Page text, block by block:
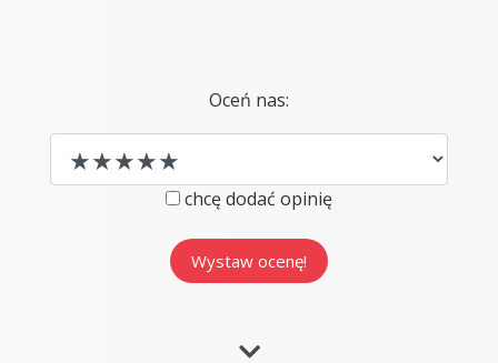
Oceń nas:
chcę dodać opinię